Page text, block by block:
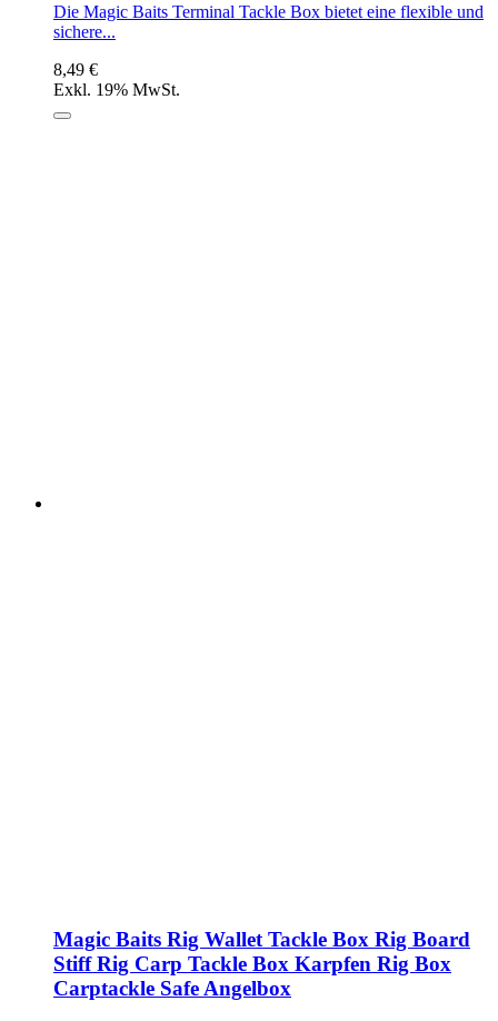
Die Magic Baits Terminal Tackle Box bietet eine flexible und
sichere...
8,49 €
Exkl. 19% MwSt.
Magic Baits Rig Wallet Tackle Box Rig Board
Stiff Rig Carp Tackle Box Karpfen Rig Box
Carptackle Safe Angelbox